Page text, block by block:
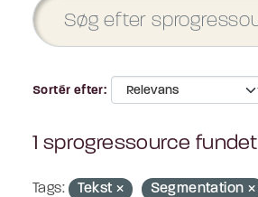
Sortér efter
1 sprogressource fundet
Tags: Tekst Segmentation